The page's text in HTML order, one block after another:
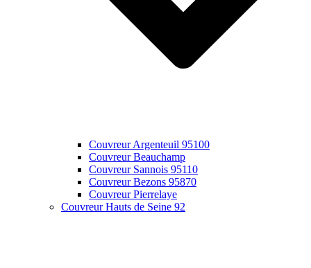
Couvreur Argenteuil 95100
Couvreur Beauchamp
Couvreur Sannois 95110
Couvreur Bezons 95870
Couvreur Pierrelaye
Couvreur Hauts de Seine 92